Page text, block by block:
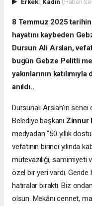
8 Temmuz 2025
hayatını kaybeden
Dursun Ali Arslan,
bugün Gebze Pelitli
yakınlarının
anıldı..
Dursunali Arslan'ın senei
Belediye başkanı Zinnur
medyadan "50 yıllık
vefatının birinci yılında
mütevazılığı, samimiyeti
özel bir yeri vardı.
hatıralar bıraktı. Biz
olsun. Mekânı cennet,